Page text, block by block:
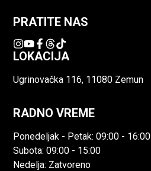
PRATITE NAS
LOKACIJA
Ugrinovačka 116, 11080 Zemun
RADNO VREME
Ponedeljak - Petak: 09:00 - 16:00
Subota: 09:00 - 15:00
Nedelja: Zatvoreno